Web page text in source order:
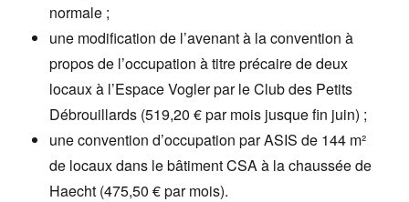
normale ;
une modification de l’avenant à la convention à
propos de l’occupation à titre précaire de deux
locaux à l’Espace Vogler par le Club des Petits
Débrouillards (519,20 € par mois jusque fin juin) ;
une convention d’occupation par ASIS de 144 m²
de locaux dans le bâtiment CSA à la chaussée de
Haecht (475,50 € par mois).